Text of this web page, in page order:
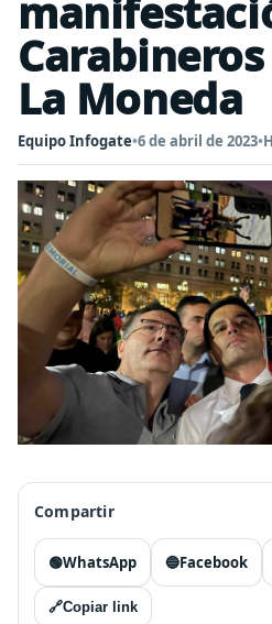
La Moneda
Equipo Infogate•6 de abril de 2023•
Compartir
🟢WhatsApp 🔵Facebook
🔗Copiar link